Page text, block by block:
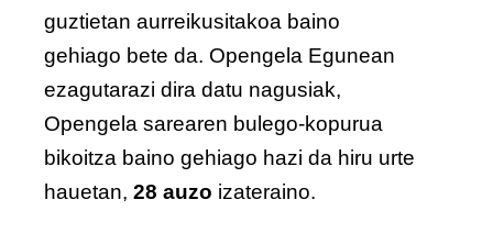
guztietan aurreikusitakoa baino
gehiago bete da. Opengela Egunean
ezagutarazi dira datu nagusiak,
Opengela sarearen bulego-kopurua
bikoitza baino gehiago hazi da hiru urte
hauetan, 28 auzo izateraino.